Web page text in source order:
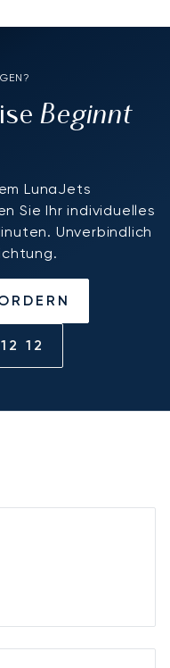
Beginnt
LunaJets
Sie Ihr individuelles
Unverbindlich
12